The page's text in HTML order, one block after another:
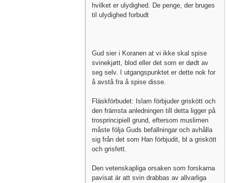
hvilket er ulydighed. De penge, der bruges
til ulydighed forbudt
Gud sier i Koranen at vi ikke skal spise
svinekjøtt, blod eller det som er dødt av
seg selv. I utgangspunktet er dette nok for
å avstå fra å spise disse.
Fläskförbudet: Islam förbjuder griskött och
den främsta anledningen till detta ligger på
trosprincipiell grund, eftersom muslimen
måste följa Guds befallningar och avhålla
sig från det som Han förbjudit, bl a griskött
och grisfett.
Den vetenskapliga orsaken som forskarna
pavisat är att svin drabbas av allvarliga